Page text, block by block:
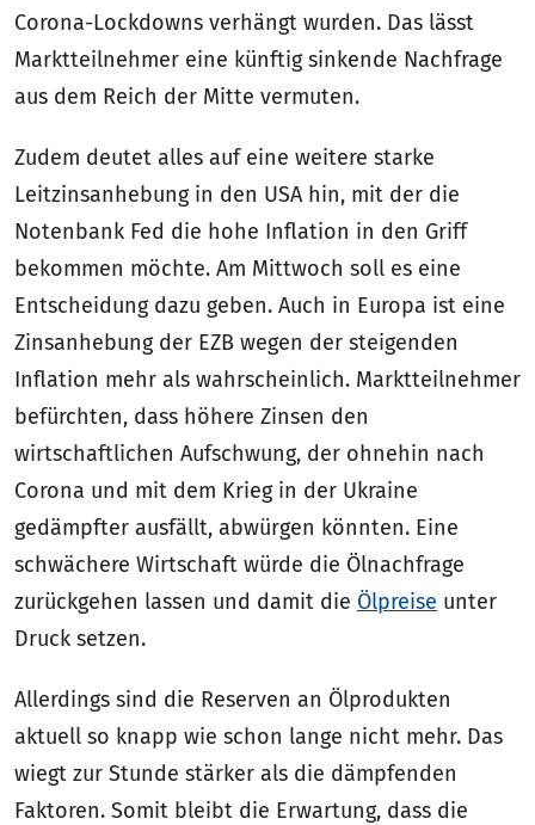
Corona-Lockdowns verhängt wurden. Das lässt
Marktteilnehmer eine künftig sinkende Nachfrage
aus dem Reich der Mitte vermuten.
Zudem deutet alles auf eine weitere starke
Leitzinsanhebung in den USA hin, mit der die
Notenbank Fed die hohe Inflation in den Griff
bekommen möchte. Am Mittwoch soll es eine
Entscheidung dazu geben. Auch in Europa ist eine
Zinsanhebung der EZB wegen der steigenden
Inflation mehr als wahrscheinlich. Marktteilnehmer
befürchten, dass höhere Zinsen den
wirtschaftlichen Aufschwung, der ohnehin nach
Corona und mit dem Krieg in der Ukraine
gedämpfter ausfällt, abwürgen könnten. Eine
schwächere Wirtschaft würde die Ölnachfrage
zurückgehen lassen und damit die Ölpreise unter
Druck setzen.
Allerdings sind die Reserven an Ölprodukten
aktuell so knapp wie schon lange nicht mehr. Das
wiegt zur Stunde stärker als die dämpfenden
Faktoren. Somit bleibt die Erwartung, dass die